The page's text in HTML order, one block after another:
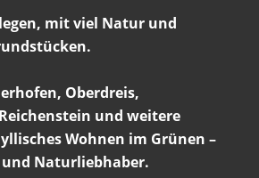
mit viel Natur und
Oberdreis,
und weitere
Wohnen im Grünen –
Naturliebhaber.